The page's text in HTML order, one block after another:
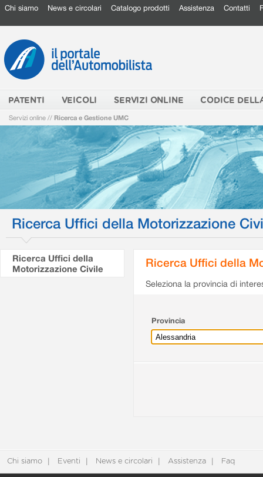
Chi siamo News e circolari Catalogo prodotti Assistenza Contatti
PATENTI VEICOLI SERVIZI ONLINE CODICE
Servizi online // Ricerca e Gestione UMC
Ricerca Uffici della Motorizzazione
Ricerca Uffici della
Motorizzazione Civile
Ricerca Uffici della
Seleziona la provincia di
Provincia
Chi siamo Eventi News e circolari Assistenza Faq